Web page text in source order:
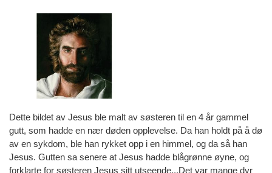
Dette bildet av Jesus ble malt av søsteren til en 4 år gammel
gutt, som hadde en nær døden opplevelse. Da han holdt på å dø
av en sykdom, ble han rykket opp i en himmel, og da så han
Jesus. Gutten sa senere at Jesus hadde blågrønne øyne, og
forklarte for søsteren Jesus sitt utseende...Det var mange dyr